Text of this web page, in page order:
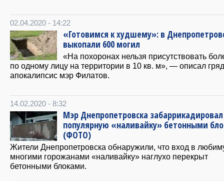
02.04.2020 - 14:22
«Готовимся к худшему»: в
выкопали 600 могил
«На похоронах нельзя присутствовать
по одному лицу на территории в 10 кв. м», — описал
апокалипсис мэр Филатов.
14.02.2020 - 8:32
Мэр Днепропетровска
популярную «наливайку» бетонными
(ФОТО)
Жители Днепропетровска обнаружили, что вход в
многими горожанами «наливайку» наглухо перекрыт
бетонными блоками.